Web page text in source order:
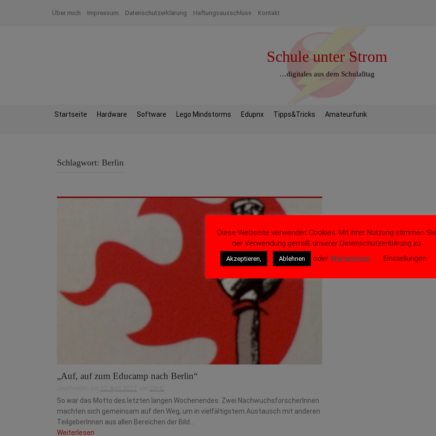
Über mich Impressum Datenschutzerklärung Haftungsausschluss Kontakt
Schule unter Strom
…digitales aus dem Schulalltag
Startseite Hardware Software Lego Mindstorms Edupnx Tipps&Tricks Amateurfunk
Schlagwort: Berlin
„Auf, auf zum Educamp nach Berlin“
Geschrieben am 10. April 2017 SXHC
So war das Motto des letzten langen Wochenendes. Zwei NachwuchsforscherInnen
machten sich gemeinsam auf den Weg, um in vielfältigstem Austausch mit anderen
TeilgeberInnen aus allen Bereichen der Bild...
Weiterlesen
Diese Webseite verwendet Cookies. Mit ihrer Nutzung stimmen
der Verwendung gemäß unserer Datenschutzerklärung zu.
Akzeptieren, Ablehnen oder Weiterlesen Einstellungen